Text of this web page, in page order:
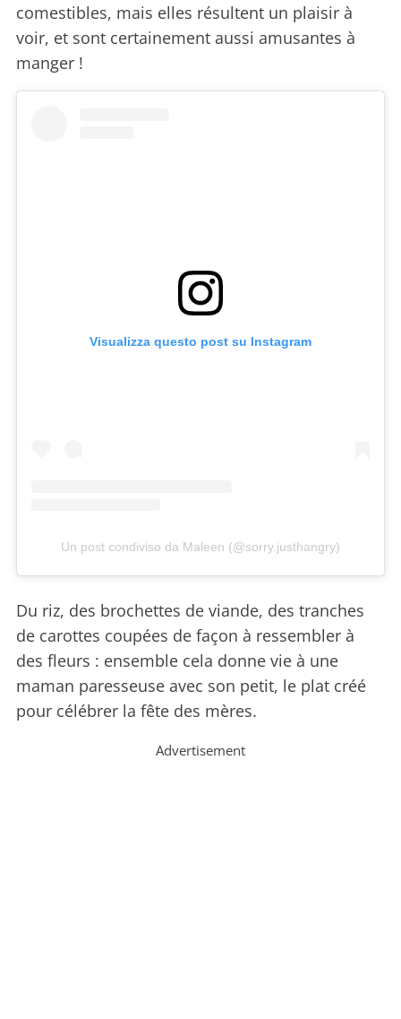
comestibles, mais elles résultent un plaisir à
voir, et sont certainement aussi amusantes à
manger !
Visualizza questo post su Instagram
Un post condiviso da Maleen (@sorry.justhangry)
Du riz, des brochettes de viande, des tranches
de carottes coupées de façon à ressembler à
des fleurs : ensemble cela donne vie à une
maman paresseuse avec son petit, le plat créé
pour célébrer la fête des mères.
Advertisement